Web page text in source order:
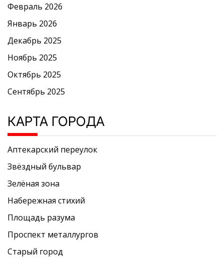
Февраль 2026
Январь 2026
Декабрь 2025
Ноябрь 2025
Октябрь 2025
Сентябрь 2025
КАРТА ГОРОДА
Аптекарский переулок
Звёздный бульвар
Зелёная зона
Набережная стихий
Площадь разума
Проспект металлургов
Старый город